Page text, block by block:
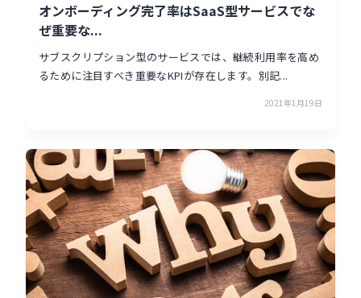
オンボーディング完了率はSaaS型サービスでな
ぜ重要な...
サブスクリプション型のサービスでは、継続利用率を高め
るために注目すべき重要なKPIが存在します。別記...
2021年1月19日